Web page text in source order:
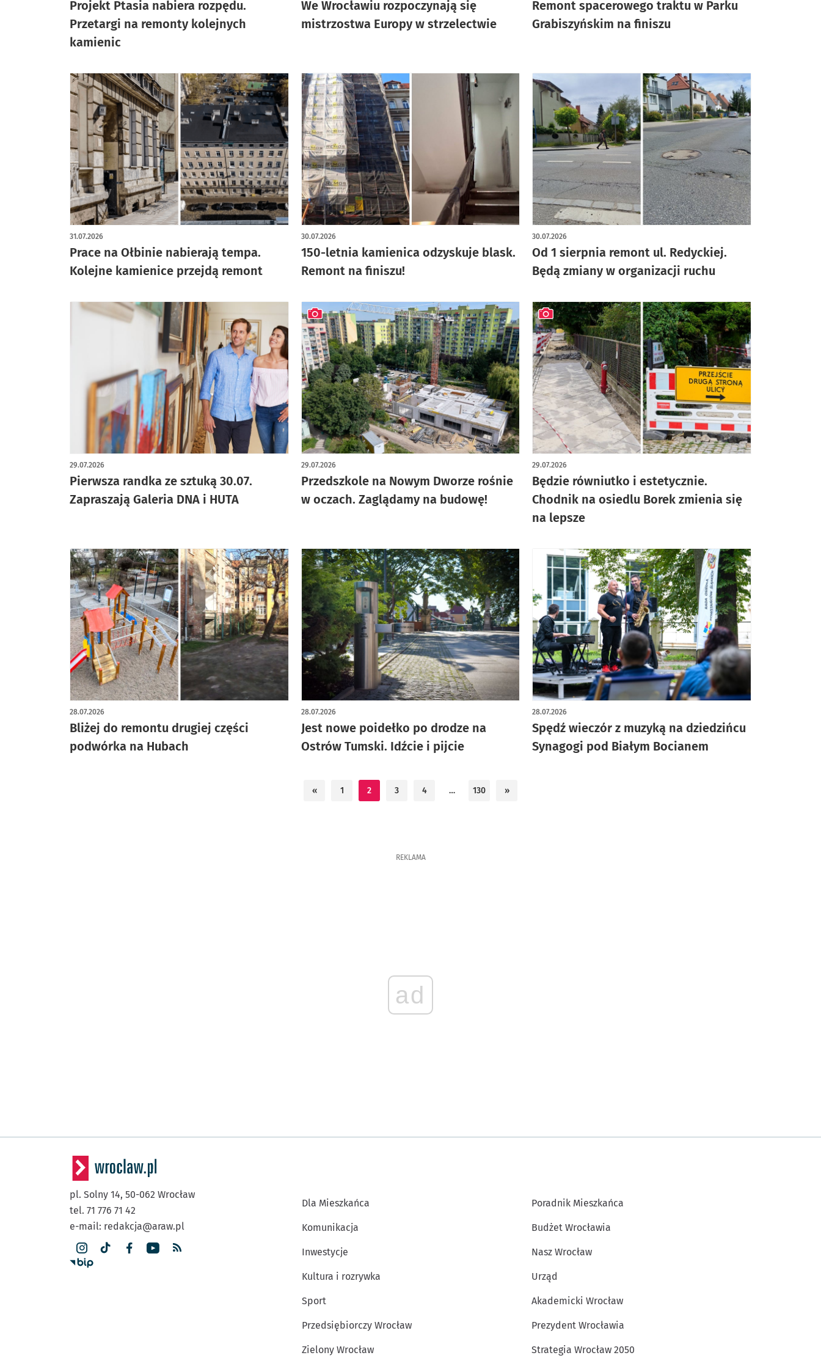
Projekt Ptasia nabiera rozpędu.
Przetargi na remonty kolejnych
kamienic
We Wrocławiu rozpoczynają się
mistrzostwa Europy w strzelectwie
Remont spacerowego traktu w Parku
Grabiszyńskim na finiszu
Prace na Ołbinie nabierają tempa.
Kolejne kamienice przejdą remont
31.07.2026
150-letnia kamienica odzyskuje blask.
Remont na finiszu!
30.07.2026
Od 1 sierpnia remont ul. Redyckiej.
Będą zmiany w organizacji ruchu
30.07.2026
Pierwsza randka ze sztuką 30.07.
Zapraszają Galeria DNA i HUTA
29.07.2026
Przedszkole na Nowym Dworze rośnie
w oczach. Zaglądamy na budowę!
29.07.2026
artykuł z galerią zdjęć
Będzie równiutko i estetycznie.
Chodnik na osiedlu Borek zmienia się
na lepsze
29.07.2026
artykuł z galerią zdjęć
Bliżej do remontu drugiej części
podwórka na Hubach
28.07.2026
Jest nowe poidełko po drodze na
Ostrów Tumski. Idźcie i pijcie
28.07.2026
Spędź wieczór z muzyką na dziedzińcu
Synagogi pod Białym Bocianem
28.07.2026
« 1 2 3 4 … 130 »
REKLAMA
ad
pl. Solny 14, 50-062 Wrocław
tel. 71 776 71 42
e-mail: redakcja@araw.pl
Dla Mieszkańca
Komunikacja
Inwestycje
Kultura i rozrywka
Sport
Przedsiębiorczy Wrocław
Zielony Wrocław
Poradnik Mieszkańca
Budżet Wrocławia
Nasz Wrocław
Urząd
Akademicki Wrocław
Prezydent Wrocławia
Strategia Wrocław 2050